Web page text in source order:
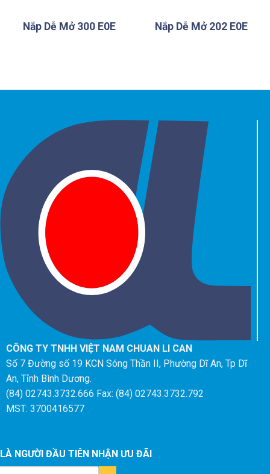
Nắp Dễ Mở 300 E0E Nắp Dễ Mở 202 E0E
CÔNG TY TNHH VIỆT NAM CHUAN LI CAN
Số 7 Đường số 19 KCN Sóng Thần II, Phường Dĩ An, Tp Dĩ
An, Tỉnh Bình Dương.
(84) 02743.3732.666 Fax: (84) 02743.3732.792
MST: 3700416577
LÀ NGƯỜI ĐẦU TIÊN NHẬN ƯU ĐÃI